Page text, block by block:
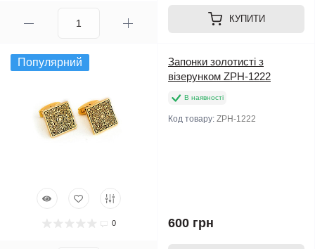
КУПИТИ
Популярний
0
Запонки золотисті з
візерунком ZPH-1222
В наявності
Код товару: ZPH-1222
600 грн